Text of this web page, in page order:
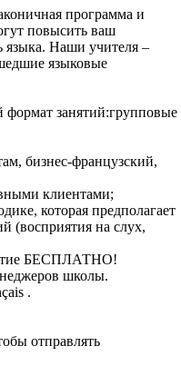
программа и
повысить ваш
языка. Наши учителя –
языковые
занятий:групповые
бизнес-французский,
клиентами;
которая предполагает
(восприятия на слух,
БЕСПЛАТНО!
школы.
.
отправлять